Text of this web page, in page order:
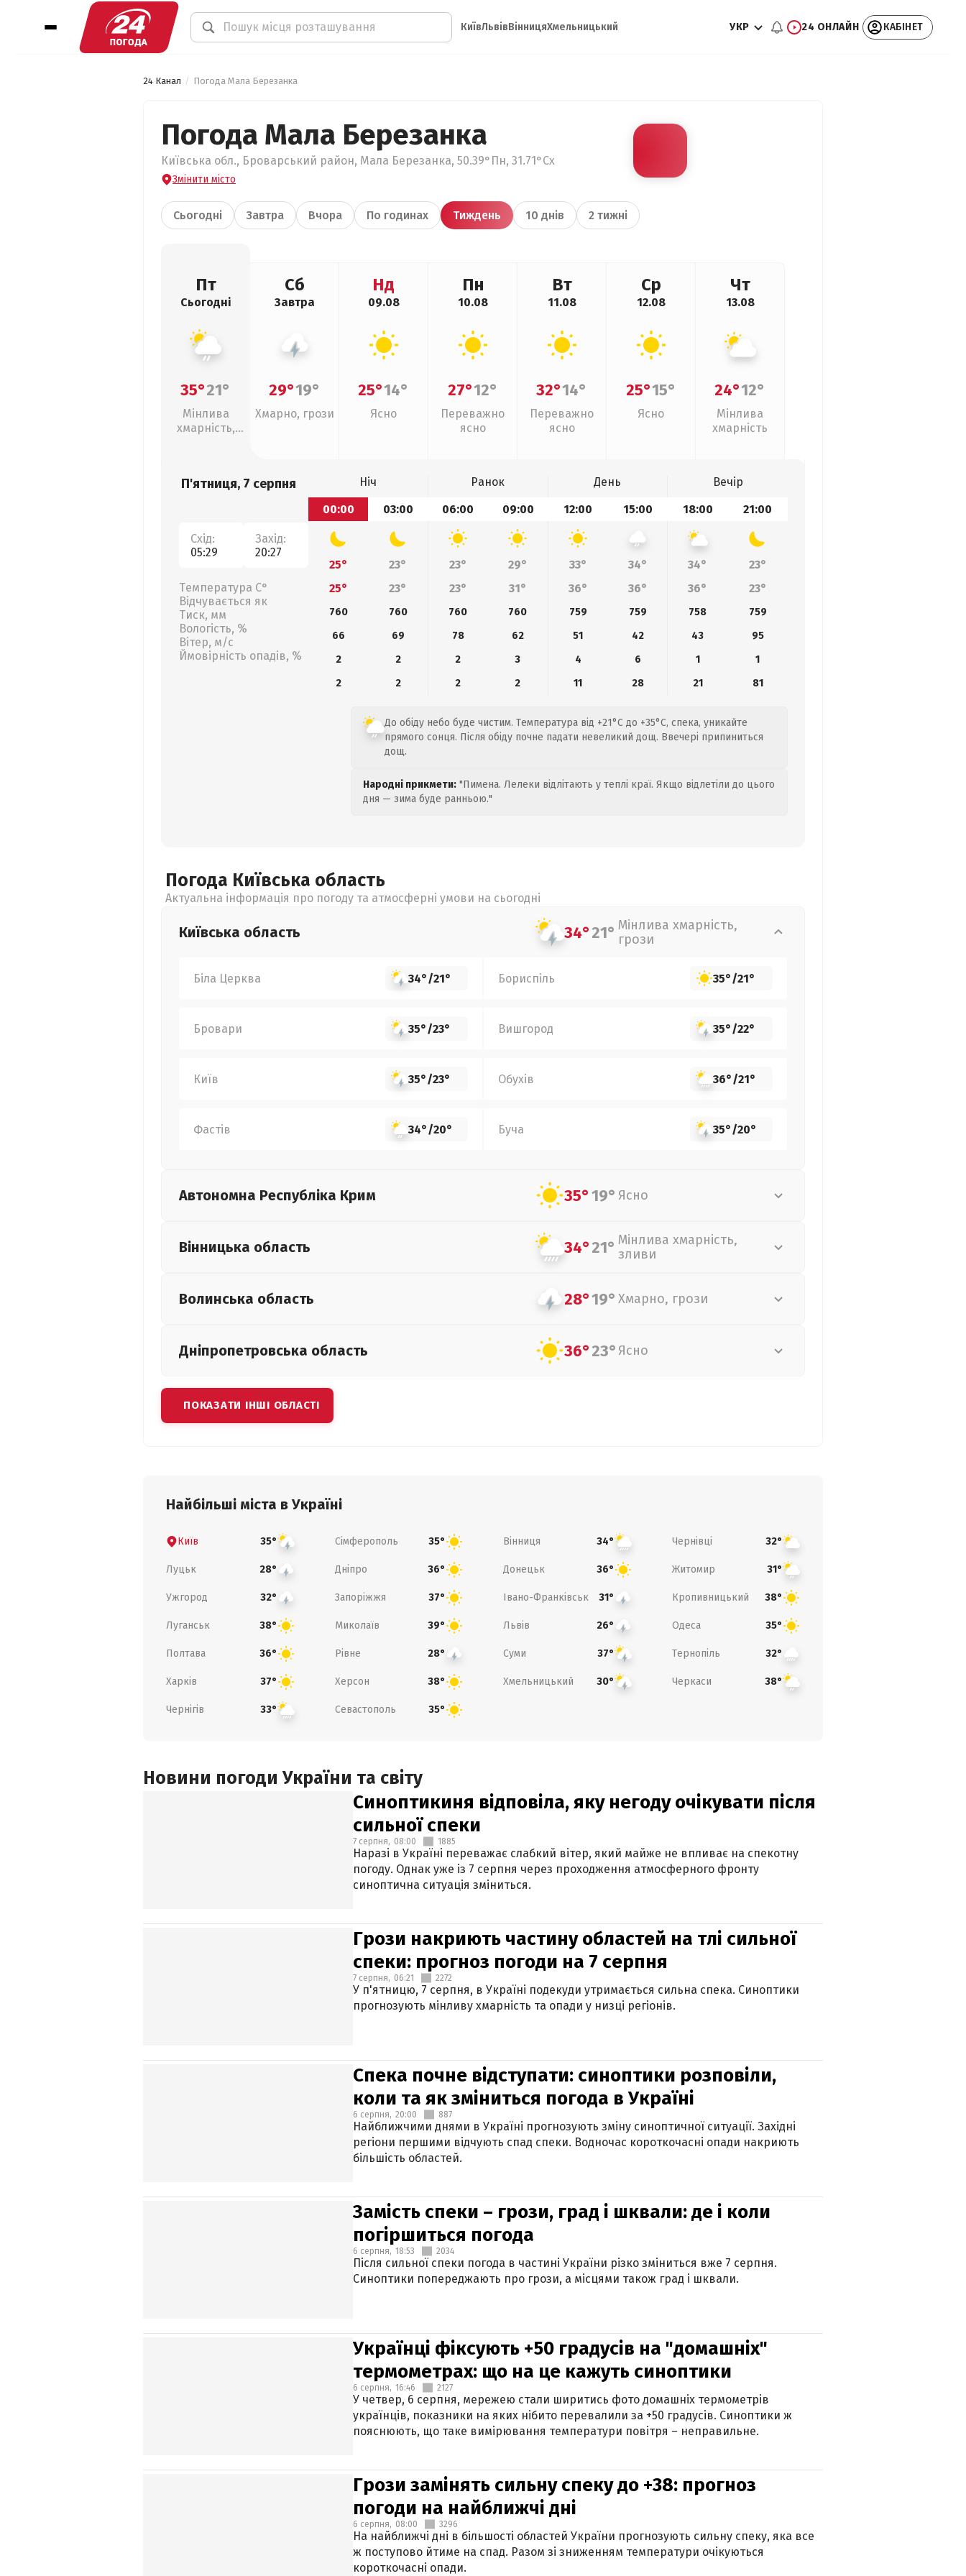
КиївЛьвівВінницяХмельницький УКР 24 ОНЛАЙН КАБІНЕТ
24 Канал Погода Мала Березанка
Погода Мала Березанка
Київська обл., Броварський район, Мала Березанка, 50.39°Пн, 31.71°Сх
Змінити місто
Сьогодні Завтра Вчора По годинах Тиждень 10 днів 2 тижні
Пт
Сьогодні
35°21°
Мінлива
хмарність,
Сб
Завтра
29°19°
Хмарно, грози
Нд
09.08
25°14°
Ясно
Пн
10.08
27°12°
Переважно
ясно
Вт
11.08
32°14°
Переважно
ясно
Ср
12.08
25°15°
Ясно
Чт
13.08
24°12°
Мінлива
хмарність
П'ятниця, 7 серпня
Схід:
05:29
Захід:
20:27
Температура С°
Відчувається як
Тиск, мм
Вологість, %
Вітер, м/с
Ймовірність опадів, %
Ніч Ранок День
Вечір
00:00
03:00 06:00 09:00 12:00 15:00 18:00 21:00
25° 23° 23° 29° 33° 34° 34°
23°
25°
23° 23° 31° 36° 36° 36° 23°
760 760 760 760 759 759 758
759
66
69 78 62 51 42 43
95
2
2 2 3 4 6 1
1
2
2 2 2 11 28 21 81
До обіду небо буде чистим. Температура від +21°C до +35°C, спека, уникайте
прямого сонця. Після обіду почне падати невеликий дощ. Ввечері припиниться
дощ.
Народні прикмети: "Пимена. Лелеки відлітають у теплі краї. Якщо відлетіли до цього
дня — зима буде ранньою."
Погода Київська область
Актуальна інформація про погоду та атмосферні умови на сьогодні
Київська область 34°21° Мінлива хмарність,
грози
Біла Церква 34°/21° Бориспіль 35°/21°
Бровари 35°/23° Вишгород 35°/22°
Київ 35°/23° Обухів 36°/21°
Фастів 34°/20° Буча 35°/20°
Автономна Республіка Крим 35°19° Ясно
Вінницька область 34°21° Мінлива хмарність,
зливи
Волинська область 28°19° Хмарно, грози
Дніпропетровська область 36°23° Ясно
ПОКАЗАТИ ІНШІ ОБЛАСТІ
Найбільші міста в Україні
Київ 35° Сімферополь 35° Вінниця 34° Чернівці 32°
Луцьк 28° Дніпро 36° Донецьк 36° Житомир 31°
Ужгород 32° Запоріжжя 37° Івано-Франківськ 31° Кропивницький 38°
Луганськ 38° Миколаїв 39° Львів 26° Одеса 35°
Полтава 36° Рівне 28° Суми 37° Тернопіль 32°
Харків 37° Херсон 38° Хмельницький 30° Черкаси 38°
Чернігів 33° Севастополь 35°
Новини погоди України та світу
Синоптикиня відповіла, яку негоду очікувати після
сильної спеки
7 серпня, 08:00 1885
Наразі в Україні переважає слабкий вітер, який майже не впливає на спекотну
погоду. Однак уже із 7 серпня через проходження атмосферного фронту
синоптична ситуація зміниться.
Грози накриють частину областей на тлі сильної
спеки: прогноз погоди на 7 серпня
7 серпня, 06:21 2272
У п'ятницю, 7 серпня, в Україні подекуди утримається сильна спека. Синоптики
прогнозують мінливу хмарність та опади у низці регіонів.
Спека почне відступати: синоптики розповіли,
коли та як зміниться погода в Україні
6 серпня, 20:00 887
Найближчими днями в Україні прогнозують зміну синоптичної ситуації. Західні
регіони першими відчують спад спеки. Водночас короткочасні опади накриють
більшість областей.
Замість спеки – грози, град і шквали: де і коли
погіршиться погода
6 серпня, 18:53 2034
Після сильної спеки погода в частині України різко зміниться вже 7 серпня.
Синоптики попереджають про грози, а місцями також град і шквали.
Українці фіксують +50 градусів на "домашніх"
термометрах: що на це кажуть синоптики
6 серпня, 16:46 2127
У четвер, 6 серпня, мережею стали ширитись фото домашніх термометрів
українців, показники на яких нібито перевалили за +50 градусів. Синоптики ж
пояснюють, що таке вимірювання температури повітря – неправильне.
Грози замінять сильну спеку до +38: прогноз
погоди на найближчі дні
6 серпня, 08:00 3296
На найближчі дні в більшості областей України прогнозують сильну спеку, яка все
ж поступово йтиме на спад. Разом зі зниженням температури очікуються
короткочасні опади.